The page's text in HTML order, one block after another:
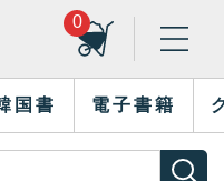
0
国書 電子書籍